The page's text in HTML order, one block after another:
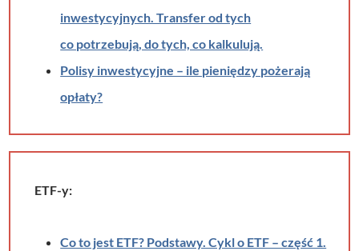
inwestycyjnych. Transfer od tych
co potrzebują, do tych, co kalkulują.
Polisy inwestycyjne – ile pieniędzy pożerają
opłaty?
ETF-y:
Co to jest ETF? Podstawy. Cykl o ETF – część 1.